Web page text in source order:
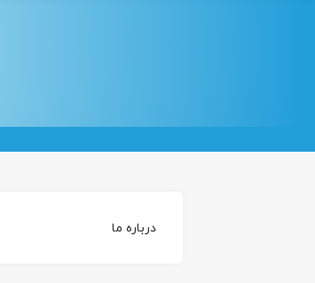
درباره ما